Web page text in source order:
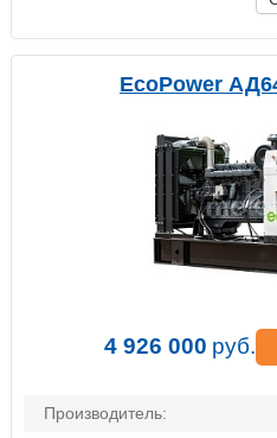
EcoPower
4 926 000 руб.
Производитель: